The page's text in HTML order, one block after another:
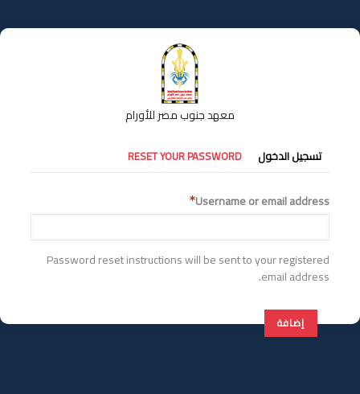
إلى
المحتوى
معهد جنوب مصر للأورام
التبويبات
الأساسية
تسجيل الدخول RESET YOUR PASSWORD
Username or email address
Password reset instructions will be sent to your registered
email address.